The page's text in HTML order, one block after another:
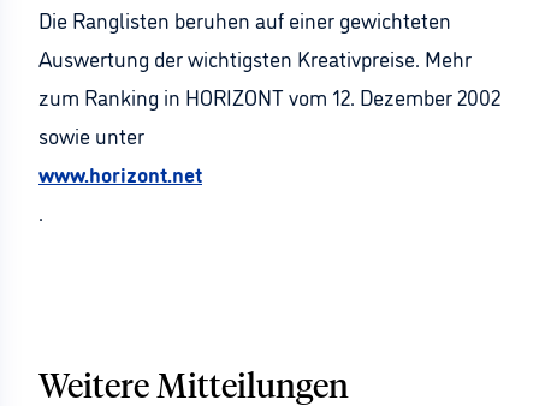
Die Ranglisten beruhen auf einer gewichteten
Auswertung der wichtigsten Kreativpreise. Mehr
zum Ranking in HORIZONT vom 12. Dezember 2002
sowie unter
www.horizont.net
.
Weitere Mitteilungen